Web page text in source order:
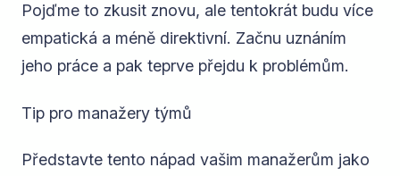
Pojďme to zkusit znovu, ale tentokrát budu více
empatická a méně direktivní. Začnu uznáním
jeho práce a pak teprve přejdu k problémům.
Tip pro manažery týmů
Představte tento nápad vašim manažerům jako